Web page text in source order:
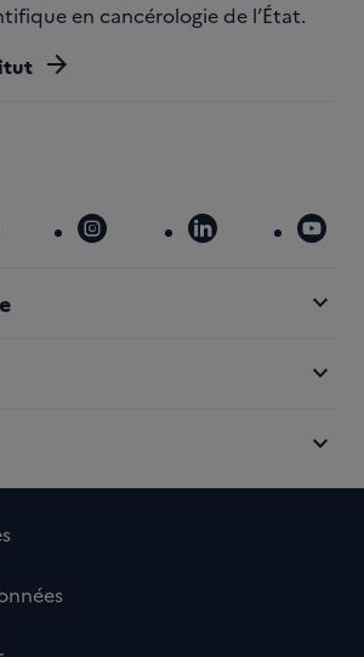
en cancérologie de l’État.
arrow_forward
instagram linkedin
expand_more
expand_more
expand_more